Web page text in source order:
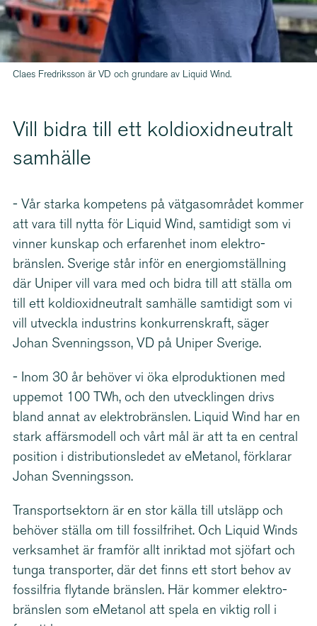
Claes Fredriksson är VD och grundare av Liquid Wind.
Vill bidra till ett koldi­ox­id­ne­utralt
samhälle
- Vår starka kompetens på vätgasområdet kommer
att vara till nytta för Liquid Wind, samtidigt som vi
vinner kunskap och erfarenhet inom elektro­
bränslen. Sverige står inför en energi­om­ställning
där Uniper vill vara med och bidra till att ställa om
till ett koldi­ox­id­ne­utralt samhälle samtidigt som vi
vill utveckla industrins konkur­rens­kraft, säger
Johan Svenningsson, VD på Uniper Sverige.
- Inom 30 år behöver vi öka elpro­duk­tionen med
uppemot 100 TWh, och den utvecklingen drivs
bland annat av elektro­bränslen. Liquid Wind har en
stark affärsmodell och vårt mål är att ta en central
position i distri­bu­tions­ledet av eMetanol, förklarar
Johan Svenningsson.
Trans­port­sektorn är en stor källa till utsläpp och
behöver ställa om till fossilfrihet. Och Liquid Winds
verksamhet är framför allt inriktad mot sjöfart och
tunga transporter, där det finns ett stort behov av
fossilfria flytande bränslen. Här kommer elektro­
bränslen som eMetanol att spela en viktig roll i